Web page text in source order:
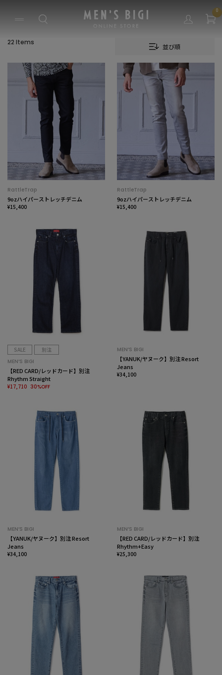
0
22 Items 並び順
RattleTrap
9ozハイパーストレッチデニム
¥15,400
RattleTrap
9ozハイパーストレッチデニム
¥15,400
SALE
別注
MEN’S BIGI
【RED CARD/レッドカード】別注
Rhythm Straight
¥17,710 30%OFF
MEN’S BIGI
【YANUK/ヤヌーク】別注 Resort
Jeans
¥34,100
MEN’S BIGI
【YANUK/ヤヌーク】別注 Resort
Jeans
¥34,100
MEN’S BIGI
【RED CARD/レッドカード】別注
Rhythm+Easy
¥25,300